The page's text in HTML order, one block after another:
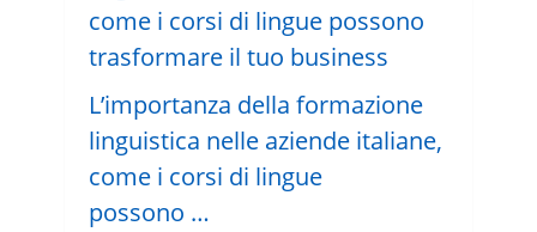
L’importanza della formazione
linguistica nelle aziende italiane,
come i corsi di lingue
possono …